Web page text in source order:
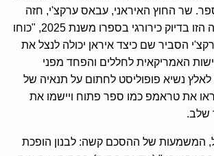
שר החוץ האיראני, עבאס ערקצ'י, חזה
ותיאר את הטקטיקה הזו בדיוק כירורגי בספרו משנת 2025, "כוחו
הסביר שם כיצד איראן יכולה לנצל את
האמריקאית לחללים והפחד מפני
לאלץ נשיא פופוליסט לחתום על תנאיה של
את טראמפ כמו ספר פתוח ויישמו את
שלב.
המשמעות של ההסכם קשה: לבנון הופכת